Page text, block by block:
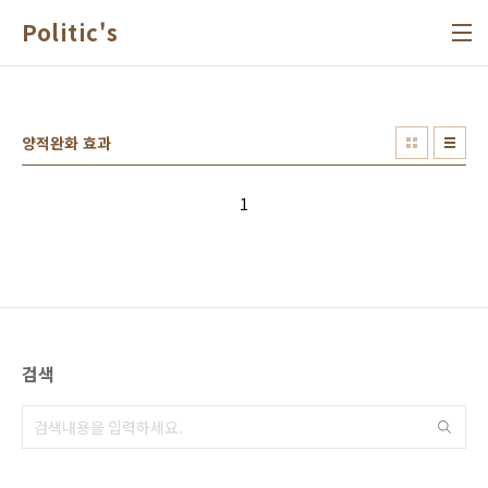
Politic's
양적완화 효과
1
검색